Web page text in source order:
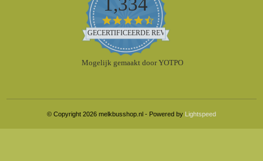
1,334
4.5
star
rating
GECERTIFICEERDE REVIEWS
Mogelijk gemaakt door YOTPO
© Copyright 2026 melkbusshop.nl - Powered by Lightspeed